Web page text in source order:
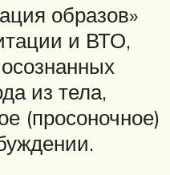
образов»
и ВТО,
из тела,
(просоночное)